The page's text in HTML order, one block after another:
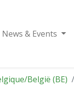
News & Events
België (BE)